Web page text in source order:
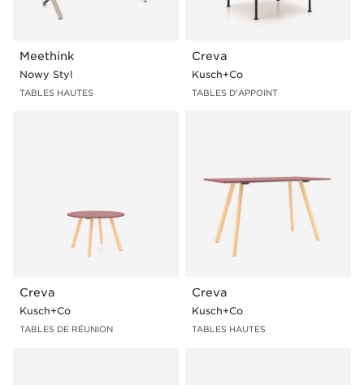
Meethink
Nowy Styl
TABLES HAUTES
Creva
Kusch+Co
TABLES D'APPOINT
Creva
Kusch+Co
TABLES DE RÉUNION
Creva
Kusch+Co
TABLES HAUTES